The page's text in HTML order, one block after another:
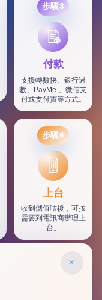
步驟3
付款
支援轉數快、銀行過
數、PayMe 、微信支
付或支付寶等方式。
步驟6
上台
收到儲值咭後，可按
需要到電訊商辦理上
台。
×